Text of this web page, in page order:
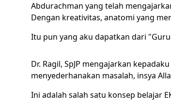
Abdurachman yang telah
Dengan kreativitas, anatomi yang
Itu pun yang aku dapatkan dari
Dr. Ragil, SpJP mengajarkan
menyederhanakan masalah, insya
Ini adalah salah satu konsep belajar